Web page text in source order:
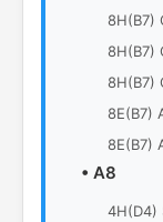
8H(B7)
8H(B7)
8H(B7)
8E(B7)
8E(B7)
• A8
4H(D4)